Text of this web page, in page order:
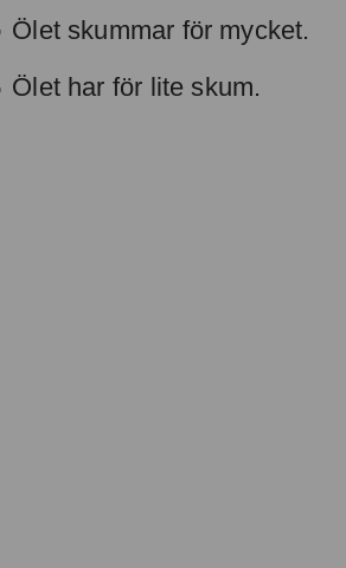
Ölet skummar för mycket.
Ölet har för lite skum.